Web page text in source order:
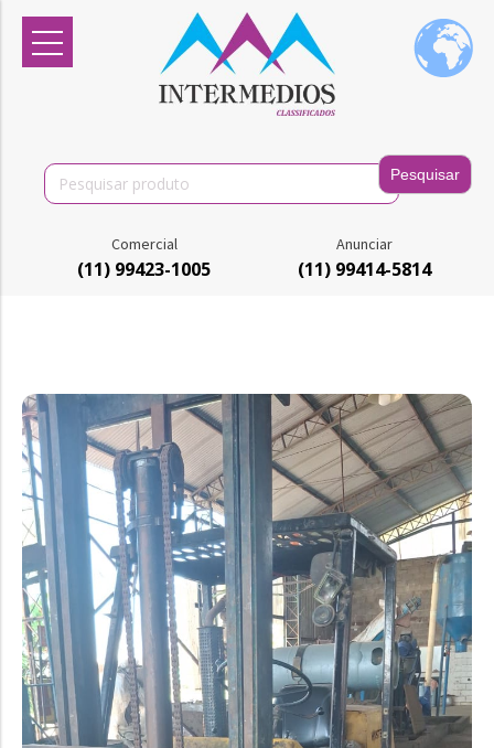
Search
for:
Comercial
(11) 99423-1005
Anunciar
(11) 99414-5814